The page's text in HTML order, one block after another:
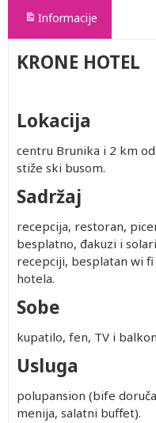
Informacije
KRONE HOTEL
Lokacija
centru Brunika i 2 km
stiže ski busom.
Sadržaj
recepcija, restoran,
besplatno, đakuzi i
recepciji, besplatan wi
hotela.
Sobe
kupatilo, fen, TV i
Usluga
polupansion (bife
menija, salatni buffet).